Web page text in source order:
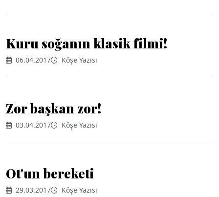
Kuru soğanın klasik filmi!
06.04.2017 Köşe Yazısı
Zor başkan zor!
03.04.2017 Köşe Yazısı
Ot'un bereketi
29.03.2017 Köşe Yazısı